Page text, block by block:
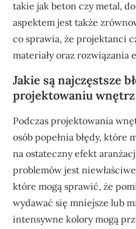
takie jak beton czy metal,
aspektem jest także
co sprawia, że projektanci
materiały oraz rozwiązania
Jakie są najczęstsze
projektowaniu wnętrz
Podczas projektowania
osób popełnia błędy, które
na ostateczny efekt
problemów jest
które mogą sprawić, że
wydawać się mniejsze lub
intensywne kolory mogą